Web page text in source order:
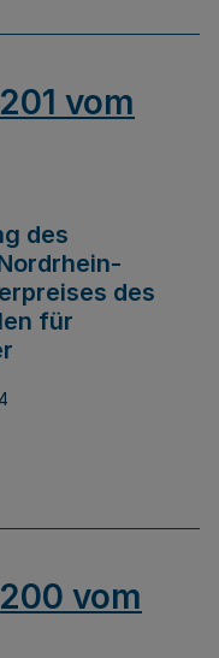
vom
des
des
für
vom